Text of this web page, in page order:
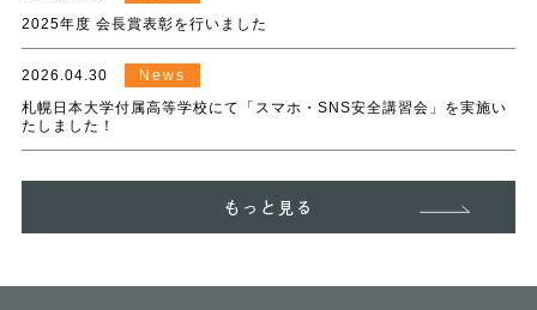
2025年度 会長賞表彰を行いました
2026.04.30
News
札幌日本大学付属高等学校にて「スマホ・SNS安全講習会」を実施い
たしました！
もっと見る